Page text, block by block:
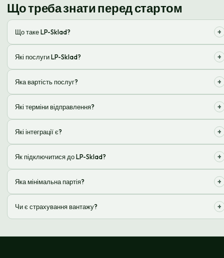
Що треба знати перед стартом
Що таке LP-Sklad? +
замовлень інтернет-магазинів
Які послуги LP-Sklad? +
замовлень, обробка повернень
Яка вартість послуг? +
замовлень, ваги та габаритів товарів
Які терміни відправлення? +
замовлення оформлене до певного часу
Які інтеграції є? +
службами доставки
Як підключитися до LP-Sklad? +
обговорення деталей
Яка мінімальна партія? +
партії немає
Чи є страхування вантажу? +
транспортування